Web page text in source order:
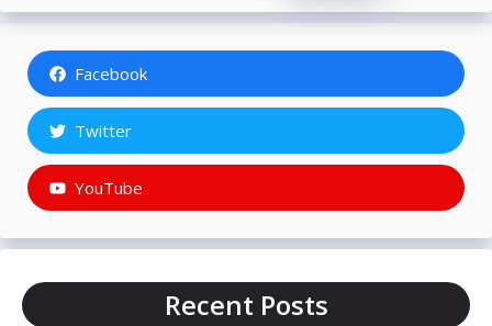
Facebook
Twitter
YouTube
Recent Posts